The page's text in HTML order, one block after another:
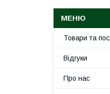
Товари та
Відгуки
Про нас